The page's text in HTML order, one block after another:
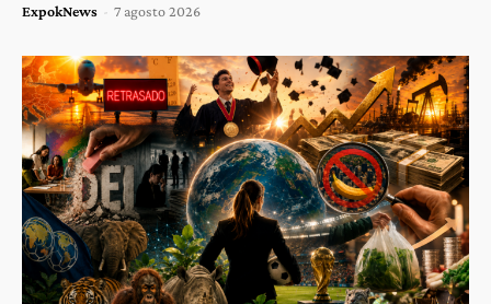
ExpokNews - 7 agosto 2026